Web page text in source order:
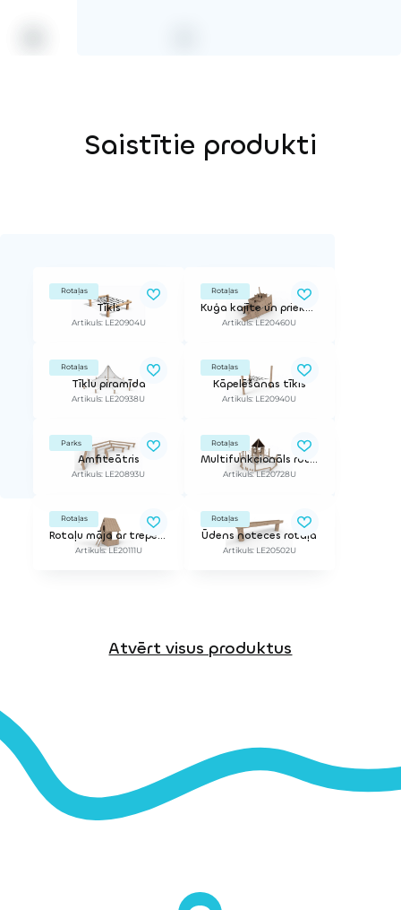
Saistītie produkti
Rotaļas
Tīkls
Artikuls: LE20904U
Rotaļas
Kuģa kajīte un priekšgals
Artikuls: LE20460U
Rotaļas
Tīklu piramīda
Artikuls: LE20938U
Rotaļas
Kāpelēšanas tīkls
Artikuls: LE20940U
Parks
Amfiteātris
Artikuls: LE20893U
Rotaļas
Multifunkcionāls rotaļu komplekss
Artikuls: LE20728U
Rotaļas
Rotaļu māja ar trepēm
Artikuls: LE20111U
Rotaļas
Ūdens noteces rotaļa
Artikuls: LE20502U
Atvērt visus produktus